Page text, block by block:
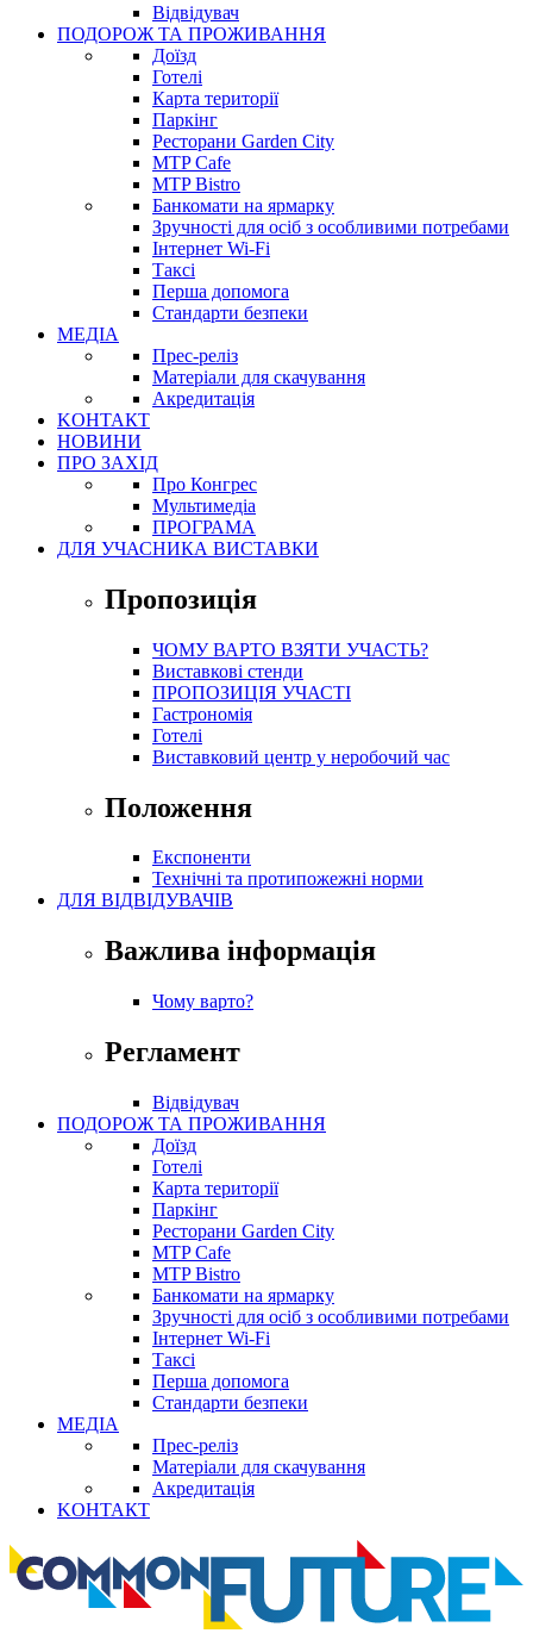
Відвідувач
ПОДОРОЖ ТА ПРОЖИВАННЯ
Доїзд
Готелі
Карта території
Паркінг
Ресторани Garden City
MTP Cafe
MTP Bistro
Банкомати на ярмарку
Зручності для осіб з особливими потребами
Інтернет Wi-Fi
Таксі
Перша допомога
Стандарти безпеки
МЕДІА
Прес-реліз
Матеріали для скачування
Акредитація
KОНТАКТ
НОВИНИ
ПРО ЗАХІД
Про Конгрес
Mультимедіа
ПРОГРАМА
ДЛЯ УЧАСНИКА ВИСТАВКИ
Пропозиція
ЧОМУ ВАРТО ВЗЯТИ УЧАСТЬ?
Виставкові стенди
ПРОПОЗИЦІЯ УЧАСТІ
Гастрономія
Готелі
Виставковий центр у неробочий час
Положення
Експоненти
Технічні та протипожежні норми
ДЛЯ ВІДВІДУВАЧІВ
Важлива інформація
Чому варто?
Регламент
Відвідувач
ПОДОРОЖ ТА ПРОЖИВАННЯ
Доїзд
Готелі
Карта території
Паркінг
Ресторани Garden City
MTP Cafe
MTP Bistro
Банкомати на ярмарку
Зручності для осіб з особливими потребами
Інтернет Wi-Fi
Таксі
Перша допомога
Стандарти безпеки
МЕДІА
Прес-реліз
Матеріали для скачування
Акредитація
KОНТАКТ